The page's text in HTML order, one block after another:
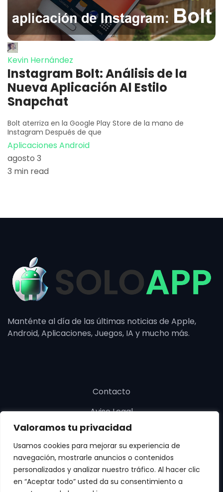
Valoramos tu privacidad
Usamos cookies para mejorar su experiencia de
navegación, mostrarle anuncios o contenidos
personalizados y analizar nuestro tráfico. Al hacer clic
en “Aceptar todo” usted da su consentimiento a
Kevin Hernández
Instagram Bolt: Análisis de la
Nueva Aplicación Al Estilo
Snapchat
Bolt aterriza en la Google Play Store de la mano de
Instagram Después de que
Aplicaciones Android
agosto 3
3 min read
Manténte al día de las últimas noticias de Apple,
Android, Aplicaciones, Juegos, IA y mucho más.
Contacto
Aviso Legal
Política de cookies
Política de privacidad